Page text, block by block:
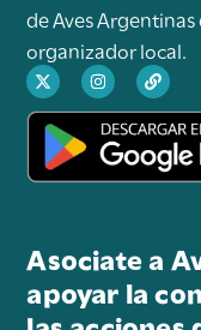
de Aves
organizador local.
Asociate a
apoyar la